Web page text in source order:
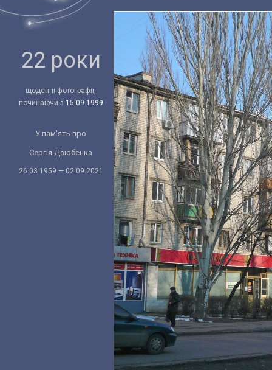
22 роки
щоденні фотографії,
починаючи з 15.09.1999
У пам'ять про
Сергія Дзюбенка
26.03.1959 — 02.09.2021